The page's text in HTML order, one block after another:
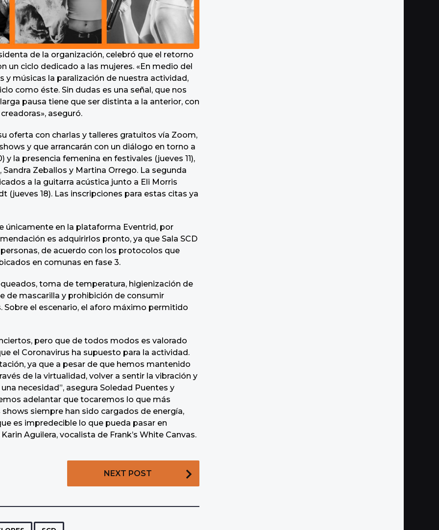
de la organización, celebró que el retorno
un ciclo dedicado a las mujeres. «En medio del
músicas la paralización de nuestra actividad,
como éste. Sin dudas es una señal, que nos
pausa tiene que ser distinta a la anterior, con
aseguró.
oferta con charlas y talleres gratuitos vía Zoom,
y que arrancarán con un diálogo en torno a
y la presencia femenina en festivales (jueves 11),
Zeballos y Martina Orrego. La segunda
a la guitarra acústica junto a Eli Morris
(jueves 18). Las inscripciones para estas citas ya
únicamente en la plataforma Eventrid, por
es adquirirlos pronto, ya que Sala SCD
de acuerdo con los protocolos que
en comunas en fase 3.
toma de temperatura, higienización de
de mascarilla y prohibición de consumir
el escenario, el aforo máximo permitido
pero que de todos modos es valorado
el Coronavirus ha supuesto para la actividad.
ya que a pesar de que hemos mantenido
de la virtualidad, volver a sentir la vibración y
necesidad”, asegura Soledad Puentes y
adelantar que tocaremos lo que más
siempre han sido cargados de energía,
es impredecible lo que pueda pasar en
Aguilera, vocalista de Frank’s White Canvas.
NEXT POST